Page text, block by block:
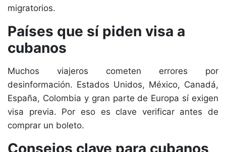
migratorios.
Países que sí piden visa a
cubanos
Muchos viajeros cometen errores por
desinformación. Estados Unidos, México, Canadá,
España, Colombia y gran parte de Europa sí exigen
visa previa. Por eso es clave verificar antes de
comprar un boleto.
Consejos clave para cubanos